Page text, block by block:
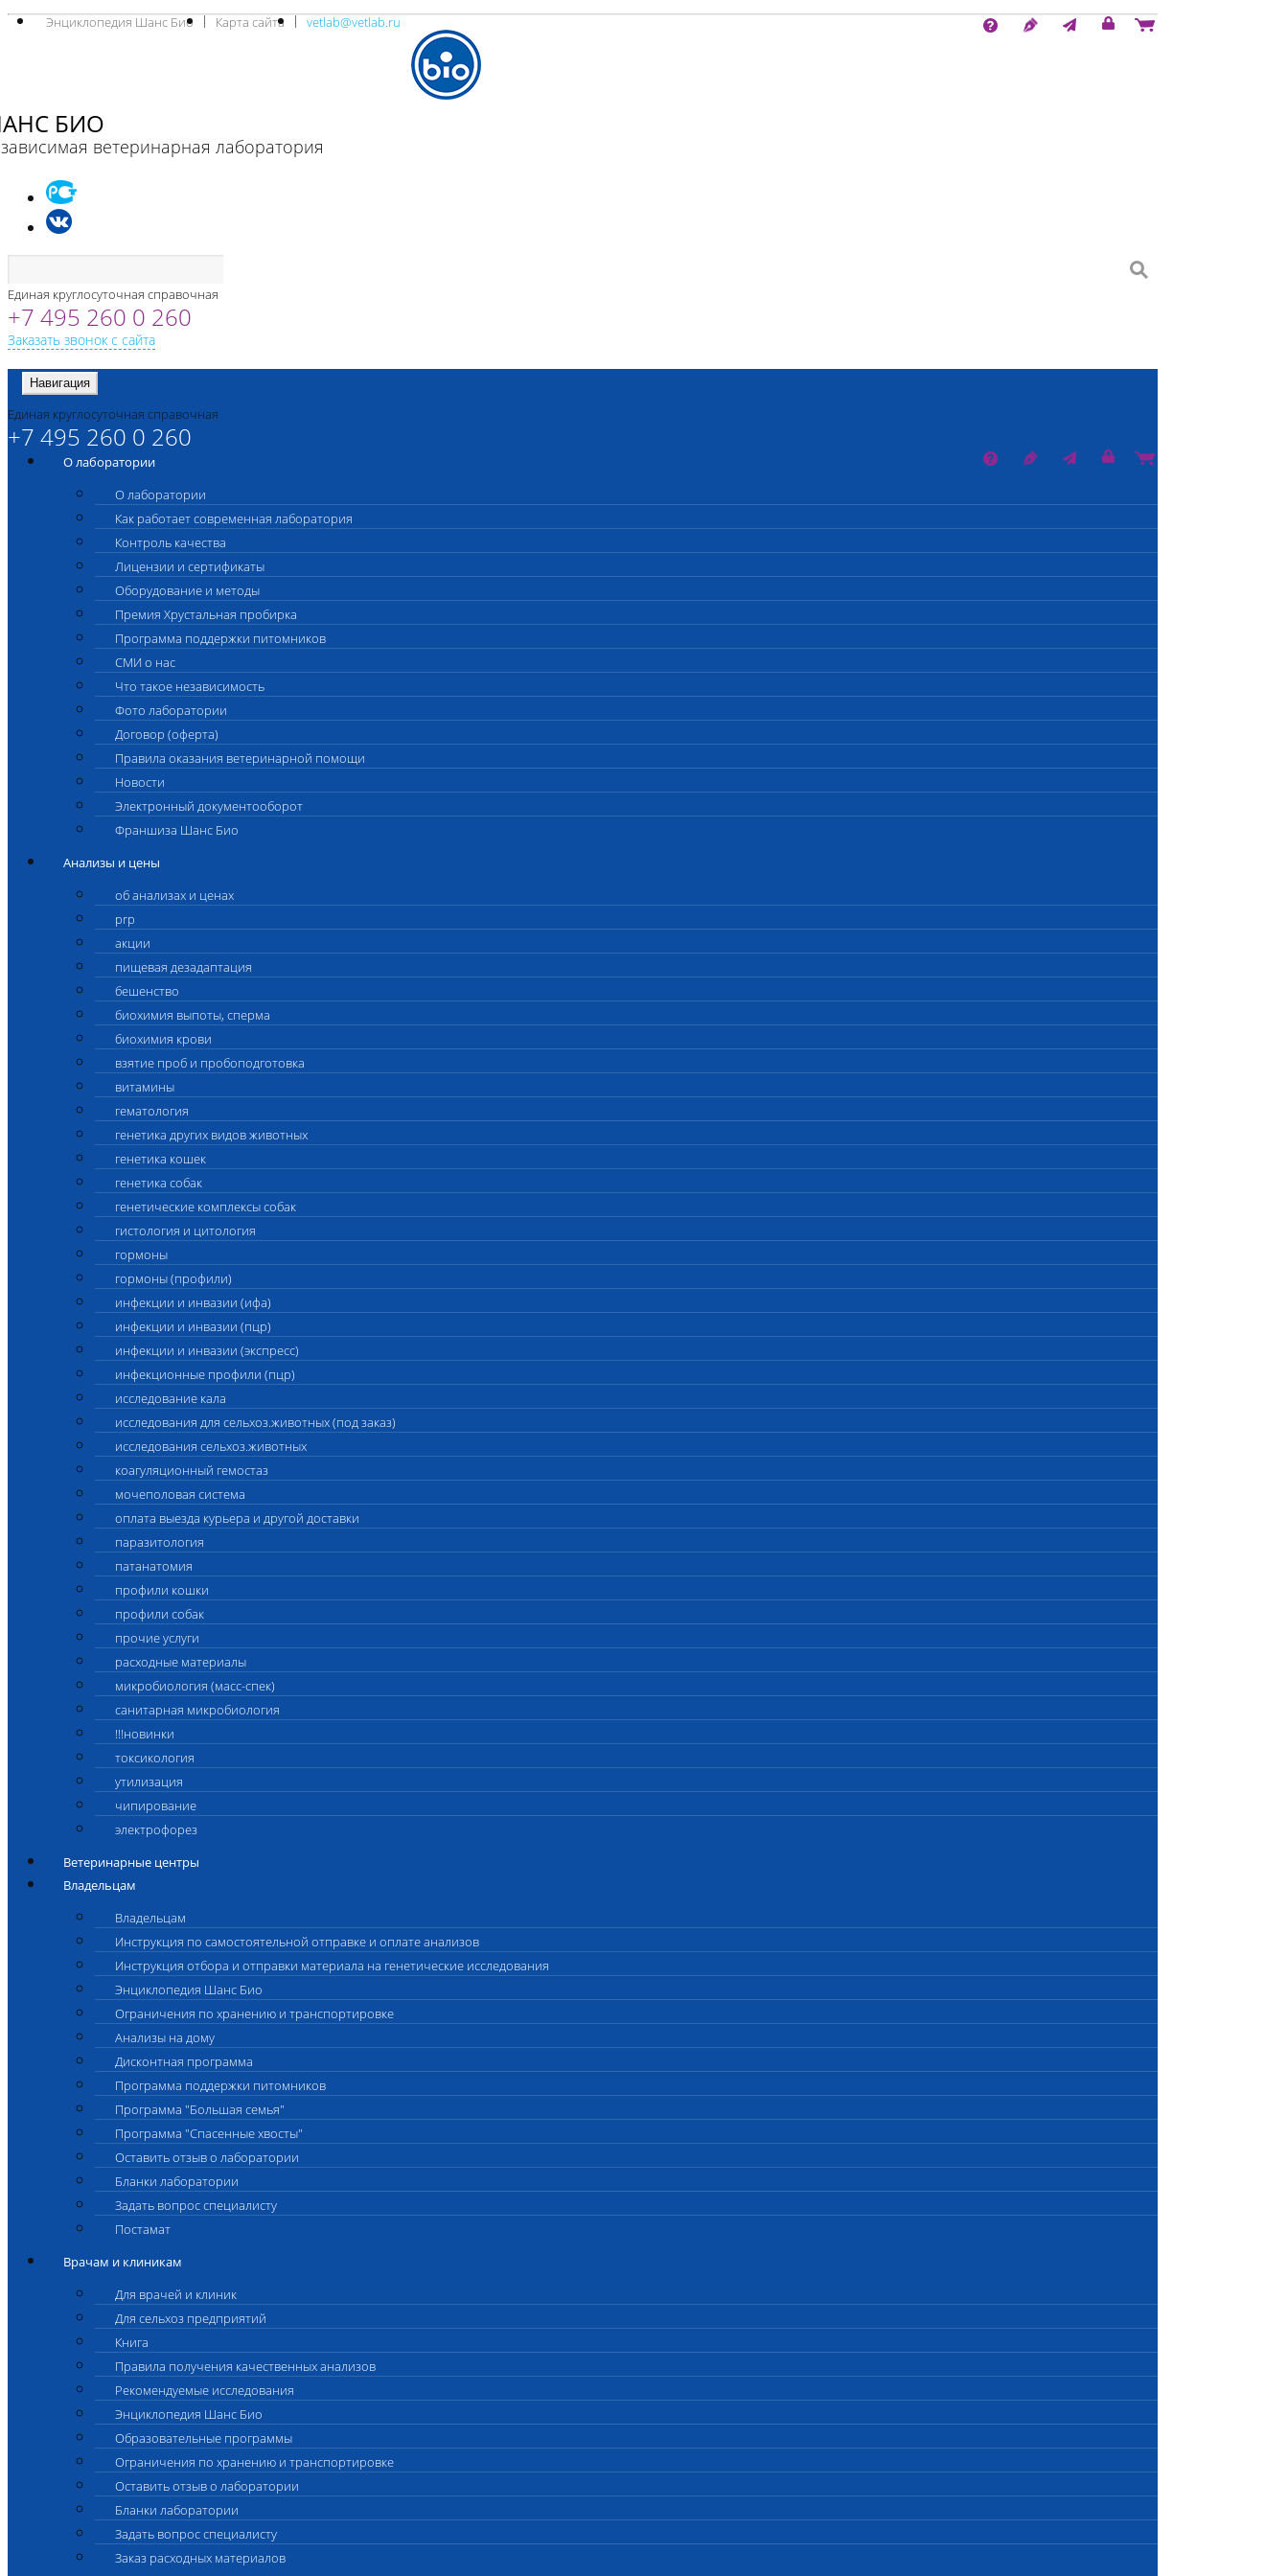
Энциклопедия Шанс Био Карта сайта vetlab@vetlab.ru
БИО
ветеринарная лаборатория
Единая круглосуточная справочная
+7 495 260 0 260
Заказать звонок с сайта
Навигация
Единая круглосуточная справочная
+7 495 260 0 260
О лаборатории
О лаборатории
Как работает современная лаборатория
Контроль качества
Лицензии и сертификаты
Оборудование и методы
Премия Хрустальная пробирка
Программа поддержки питомников
СМИ о нас
Что такое независимость
Фото лаборатории
Договор (оферта)
Правила оказания ветеринарной помощи
Новости
Электронный документооборот
Франшиза Шанс Био
Анализы и цены
об анализах и ценах
prp
акции
пищевая дезадаптация
бешенство
биохимия выпоты, сперма
биохимия крови
взятие проб и пробоподготовка
витамины
гематология
генетика других видов животных
генетика кошек
генетика собак
генетические комплексы собак
гистология и цитология
гормоны
гормоны (профили)
инфекции и инвазии (ифа)
инфекции и инвазии (пцр)
инфекции и инвазии (экспресс)
инфекционные профили (пцр)
исследование кала
исследования для сельхоз.животных (под заказ)
исследования сельхоз.животных
коагуляционный гемостаз
мочеполовая система
оплата выезда курьера и другой доставки
паразитология
патанатомия
профили кошки
профили собак
прочие услуги
расходные материалы
микробиология (масс-спек)
санитарная микробиология
!!!новинки
токсикология
утилизация
чипирование
электрофорез
Ветеринарные центры
Владельцам
Владельцам
Инструкция по самостоятельной отправке и оплате анализов
Инструкция отбора и отправки материала на генетические исследования
Энциклопедия Шанс Био
Ограничения по хранению и транспортировке
Анализы на дому
Дисконтная программа
Программа поддержки питомников
Программа "Большая семья"
Программа "Спасенные хвосты"
Оставить отзыв о лаборатории
Бланки лаборатории
Задать вопрос специалисту
Постамат
Врачам и клиникам
Для врачей и клиник
Для сельхоз предприятий
Книга
Правила получения качественных анализов
Рекомендуемые исследования
Энциклопедия Шанс Био
Образовательные программы
Ограничения по хранению и транспортировке
Оставить отзыв о лаборатории
Бланки лаборатории
Задать вопрос специалисту
Заказ расходных материалов